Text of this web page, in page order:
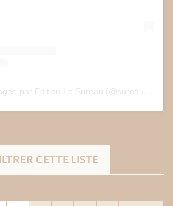
Une publication partagée par Edition Le Sureau (@sureau.edition)
CETTE LISTE